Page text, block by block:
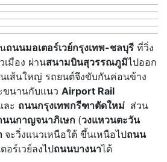
ถนนมอเตอร์เวย์กรุงเทพ-ชลบุรี ที่วิ่ง
เมือง ผ่านสนามบินสุวรรณภูมิไปออก
เส้นใหญ่ รถยนต์จึงขับกันค่อนข้าง
ขนานกับแนว Airport Rail
ละ ถนนกรุงเทพกรีฑาตัดใหม่ ส่วน
นนกาญจนาภิเษก (วงแหวนตะวัน
จะวิ่งแนวเหนือใต้ ขึ้นเหนือไปถนน
อร์เวย์ลงไปถนนบางนาได้